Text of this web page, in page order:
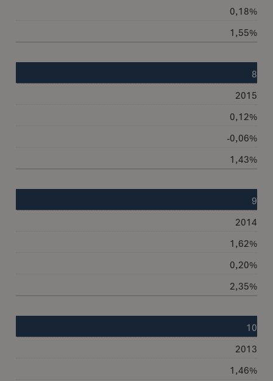
0,18%
1,55%
8
2015
0,12%
-0,06%
1,43%
9
2014
1,62%
0,20%
2,35%
10
2013
1,46%